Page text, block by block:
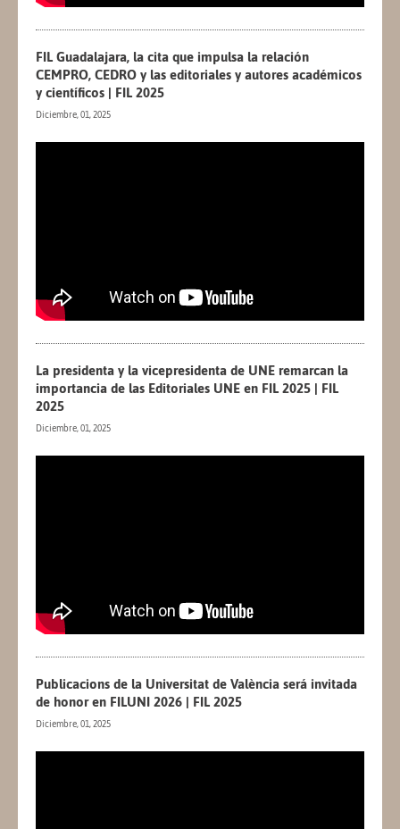
FIL Guadalajara, la cita que impulsa la relación
CEMPRO, CEDRO y las editoriales y autores académicos
y científicos | FIL 2025
Diciembre, 01, 2025
La presidenta y la vicepresidenta de UNE remarcan la
importancia de las Editoriales UNE en FIL 2025 | FIL
2025
Diciembre, 01, 2025
Publicacions de la Universitat de València será invitada
de honor en FILUNI 2026 | FIL 2025
Diciembre, 01, 2025